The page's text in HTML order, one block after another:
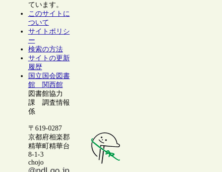
ています。
このサイトに
ついて
サイトポリシ
ー
検索の方法
サイトの更新
履歴
国立国会図書
館 関西館
図書館協力
課 調査情報
係
〒619-0287
京都府相楽郡
精華町精華台
8-1-3
chojo